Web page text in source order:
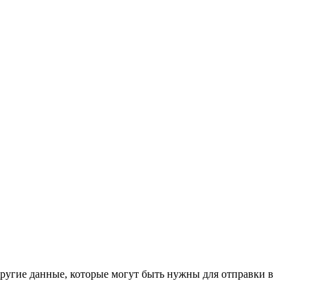
данные, которые могут быть нужны для отправки в